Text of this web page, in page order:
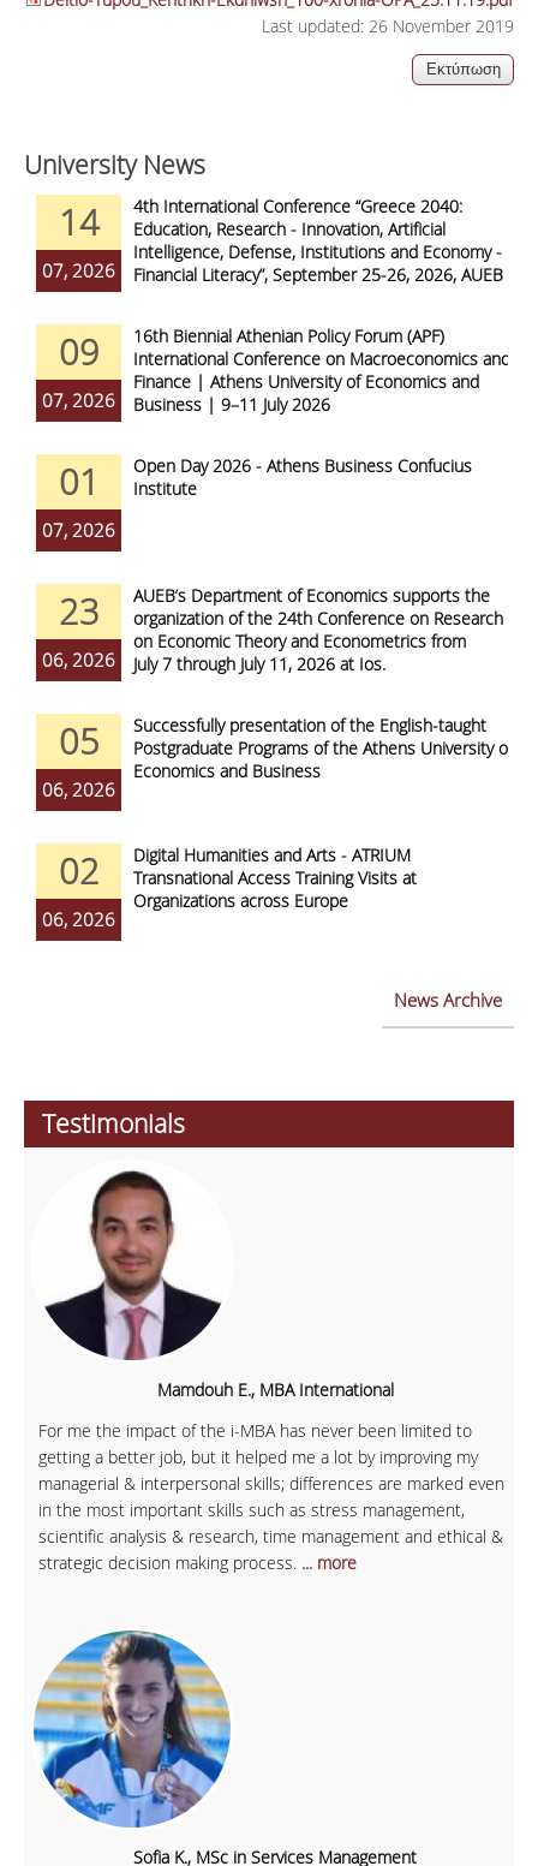
Last updated: 26 November 2019
University News
14
07, 2026
4th International Conference “Greece 2040:
Education, Research - Innovation, Artificial
Intelligence, Defense, Institutions and Economy -
Financial Literacy”, September 25-26, 2026, AUEB
09
07, 2026
16th Biennial Athenian Policy Forum (APF)
International Conference on Macroeconomics and
Finance | Athens University of Economics and
Business | 9–11 July 2026
01
07, 2026
Open Day 2026 - Athens Business Confucius
Institute
23
06, 2026
AUEB’s Department of Economics supports the
organization of the 24th Conference on Research
on Economic Theory and Econometrics from
July 7 through July 11, 2026 at Ios.
05
06, 2026
Successfully presentation of the English-taught
Postgraduate Programs of the Athens University of
Economics and Business
02
06, 2026
Digital Humanities and Arts - ATRIUM
Transnational Access Training Visits at
Organizations across Europe
News Archive
Testimonials
Mamdouh E., MBA International
For me the impact of the i-MBA has never been limited to
getting a better job, but it helped me a lot by improving my
managerial & interpersonal skills; differences are marked even
in the most important skills such as stress management,
scientific analysis & research, time management and ethical &
strategic decision making process. ... more
Sofia K., MSc in Services Management